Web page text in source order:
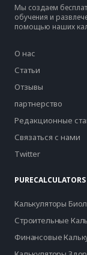
Мы создаем
обучения и
помощью наших
О нас
Статьи
Отзывы
партнерство
Редакционные
Связаться с нами
Twitter
PURECALCULATORS
Калькуляторы
Строительные
Финансовые